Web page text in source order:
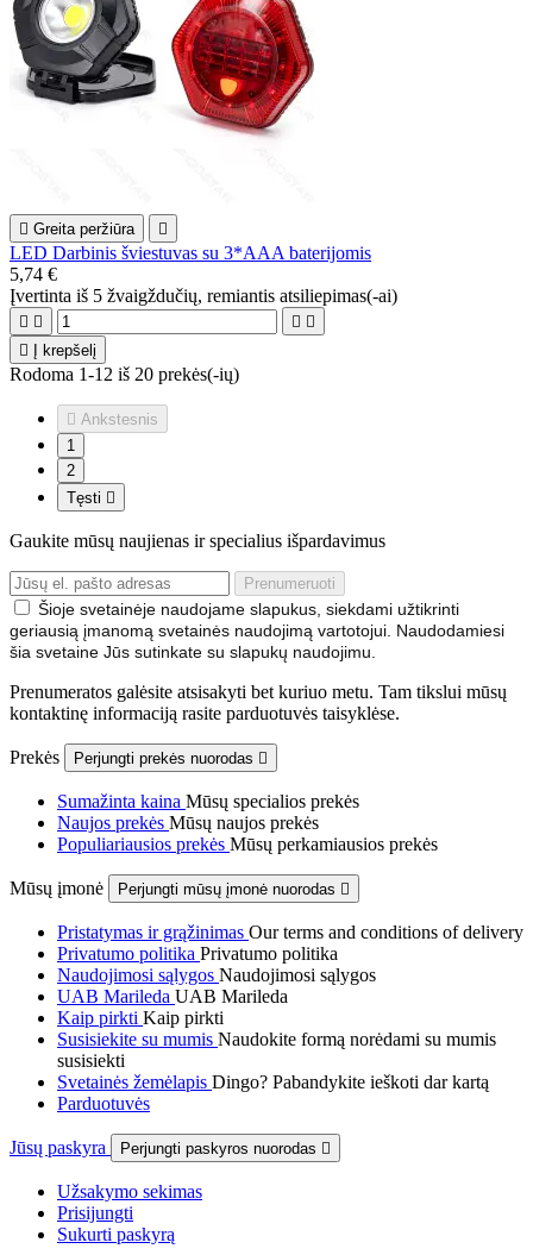
 Greita peržiūra 
LED Darbinis šviestuvas su 3*AAA baterijomis
5,74 €
Įvertinta iš 5 žvaigždučių, remiantis atsiliepimas(-ai)
   

Į krepšelį
Rodoma 1-12 iš 20 prekės(-ių)
 Ankstesnis
1
2
Tęsti 
Gaukite mūsų naujienas ir specialius išpardavimus
Šioje svetainėje naudojame slapukus, siekdami užtikrinti
geriausią įmanomą svetainės naudojimą vartotojui. Naudodamiesi
šia svetaine Jūs sutinkate su slapukų naudojimu.
Prenumeratos galėsite atsisakyti bet kuriuo metu. Tam tikslui mūsų
kontaktinę informaciją rasite parduotuvės taisyklėse.
Prekės Perjungti prekės nuorodas 
Sumažinta kaina Mūsų specialios prekės
Naujos prekės Mūsų naujos prekės
Populiariausios prekės Mūsų perkamiausios prekės
Mūsų įmonė Perjungti mūsų įmonė nuorodas 
Pristatymas ir grąžinimas Our terms and conditions of delivery
Privatumo politika Privatumo politika
Naudojimosi sąlygos Naudojimosi sąlygos
UAB Marileda UAB Marileda
Kaip pirkti Kaip pirkti
Susisiekite su mumis Naudokite formą norėdami su mumis
susisiekti
Svetainės žemėlapis Dingo? Pabandykite ieškoti dar kartą
Parduotuvės
Jūsų paskyra Perjungti paskyros nuorodas 
Užsakymo sekimas
Prisijungti
Sukurti paskyrą